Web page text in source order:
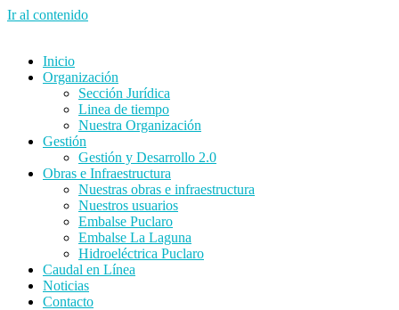
Ir al contenido
Inicio
Organización
Sección Jurídica
Linea de tiempo
Nuestra Organización
Gestión
Gestión y Desarrollo 2.0
Obras e Infraestructura
Nuestras obras e infraestructura
Nuestros usuarios
Embalse Puclaro
Embalse La Laguna
Hidroeléctrica Puclaro
Caudal en Línea
Noticias
Contacto